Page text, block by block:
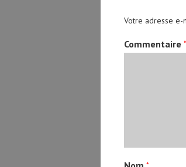
Votre adresse e-
Commentaire *